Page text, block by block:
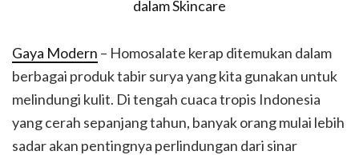
Gaya Modern – Homosalate kerap ditemukan dalam
berbagai produk tabir surya yang kita gunakan untuk
melindungi kulit. Di tengah cuaca tropis Indonesia
yang cerah sepanjang tahun, banyak orang mulai lebih
sadar akan pentingnya perlindungan dari sinar